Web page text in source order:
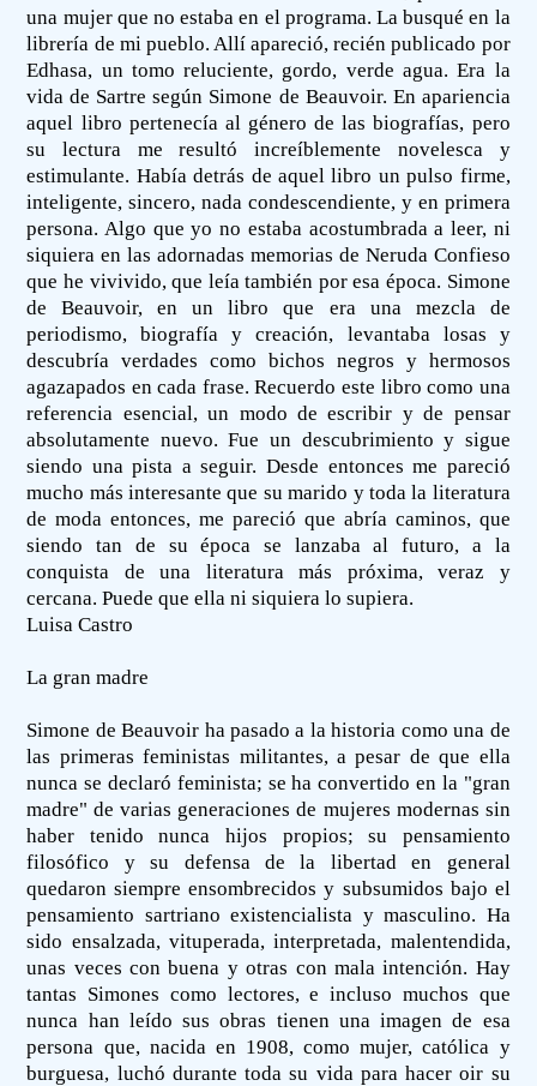
una mujer que no estaba en el programa. La busqué en la
librería de mi pueblo. Allí apareció, recién publicado por
Edhasa, un tomo reluciente, gordo, verde agua. Era la
vida de Sartre según Simone de Beauvoir. En apariencia
aquel libro pertenecía al género de las biografías, pero
su lectura me resultó increíblemente novelesca y
estimulante. Había detrás de aquel libro un pulso firme,
inteligente, sincero, nada condescendiente, y en primera
persona. Algo que yo no estaba acostumbrada a leer, ni
siquiera en las adornadas memorias de Neruda Confieso
que he vivivido, que leía también por esa época. Simone
de Beauvoir, en un libro que era una mezcla de
periodismo, biografía y creación, levantaba losas y
descubría verdades como bichos negros y hermosos
agazapados en cada frase. Recuerdo este libro como una
referencia esencial, un modo de escribir y de pensar
absolutamente nuevo. Fue un descubrimiento y sigue
siendo una pista a seguir. Desde entonces me pareció
mucho más interesante que su marido y toda la literatura
de moda entonces, me pareció que abría caminos, que
siendo tan de su época se lanzaba al futuro, a la
conquista de una literatura más próxima, veraz y
cercana. Puede que ella ni siquiera lo supiera.
Luisa Castro
La gran madre
Simone de Beauvoir ha pasado a la historia como una de
las primeras feministas militantes, a pesar de que ella
nunca se declaró feminista; se ha convertido en la "gran
madre" de varias generaciones de mujeres modernas sin
haber tenido nunca hijos propios; su pensamiento
filosófico y su defensa de la libertad en general
quedaron siempre ensombrecidos y subsumidos bajo el
pensamiento sartriano existencialista y masculino. Ha
sido ensalzada, vituperada, interpretada, malentendida,
unas veces con buena y otras con mala intención. Hay
tantas Simones como lectores, e incluso muchos que
nunca han leído sus obras tienen una imagen de esa
persona que, nacida en 1908, como mujer, católica y
burguesa, luchó durante toda su vida para hacer oir su